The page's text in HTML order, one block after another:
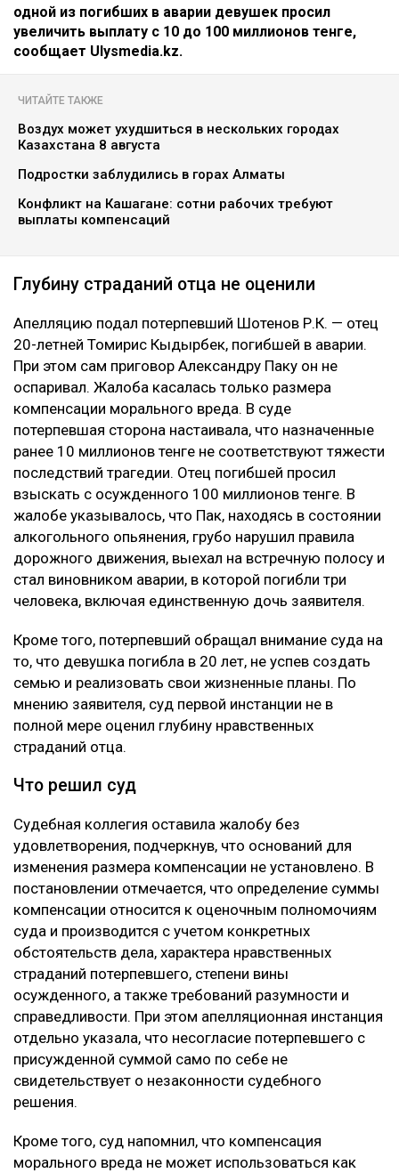
одной из погибших в аварии девушек просил
увеличить выплату с 10 до 100 миллионов тенге,
сообщает Ulysmedia.kz.
ЧИТАЙТЕ ТАКЖЕ
Воздух может ухудшиться в нескольких городах
Казахстана 8 августа
Подростки заблудились в горах Алматы
Конфликт на Кашагане: сотни рабочих требуют
выплаты компенсаций
Глубину страданий отца не оценили
Апелляцию подал потерпевший Шотенов Р.К. — отец
20-летней Томирис Кыдырбек, погибшей в аварии.
При этом сам приговор Александру Паку он не
оспаривал. Жалоба касалась только размера
компенсации морального вреда. В суде
потерпевшая сторона настаивала, что назначенные
ранее 10 миллионов тенге не соответствуют тяжести
последствий трагедии. Отец погибшей просил
взыскать с осужденного 100 миллионов тенге. В
жалобе указывалось, что Пак, находясь в состоянии
алкогольного опьянения, грубо нарушил правила
дорожного движения, выехал на встречную полосу и
стал виновником аварии, в которой погибли три
человека, включая единственную дочь заявителя.
Кроме того, потерпевший обращал внимание суда на
то, что девушка погибла в 20 лет, не успев создать
семью и реализовать свои жизненные планы. По
мнению заявителя, суд первой инстанции не в
полной мере оценил глубину нравственных
страданий отца.
Что решил суд
Судебная коллегия оставила жалобу без
удовлетворения, подчеркнув, что оснований для
изменения размера компенсации не установлено. В
постановлении отмечается, что определение суммы
компенсации относится к оценочным полномочиям
суда и производится с учетом конкретных
обстоятельств дела, характера нравственных
страданий потерпевшего, степени вины
осужденного, а также требований разумности и
справедливости. При этом апелляционная инстанция
отдельно указала, что несогласие потерпевшего с
присужденной суммой само по себе не
свидетельствует о незаконности судебного
решения.
Кроме того, суд напомнил, что компенсация
морального вреда не может использоваться как